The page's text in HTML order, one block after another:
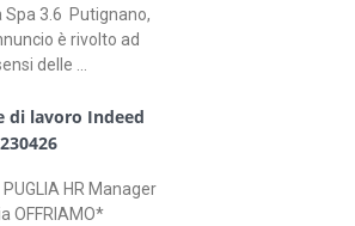
Spa 3.6 Putignano,
è rivolto ad
delle ...
di lavoro Indeed
PUGLIA HR Manager
OFFRIAMO*